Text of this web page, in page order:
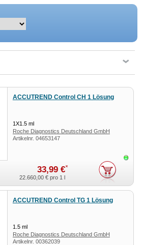
ACCUTREND Control CH 1 Lösung
1X1.5 ml
Roche Diagnostics Deutschland GmbH
Artikelnr. 04653147
33,99 €*
22.660,00 €pro 1 l
ACCUTREND Control TG 1 Lösung
1.5 ml
Roche Diagnostics Deutschland GmbH
Artikelnr. 00362039